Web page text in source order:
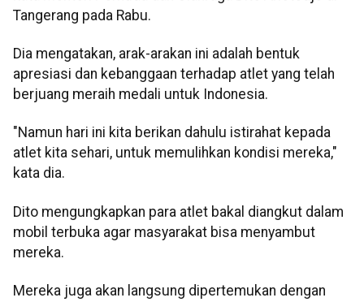
Tangerang pada Rabu.
Dia mengatakan, arak-arakan ini adalah bentuk
apresiasi dan kebanggaan terhadap atlet yang telah
berjuang meraih medali untuk Indonesia.
"Namun hari ini kita berikan dahulu istirahat kepada
atlet kita sehari, untuk memulihkan kondisi mereka,"
kata dia.
Dito mengungkapkan para atlet bakal diangkut dalam
mobil terbuka agar masyarakat bisa menyambut
mereka.
Mereka juga akan langsung dipertemukan dengan